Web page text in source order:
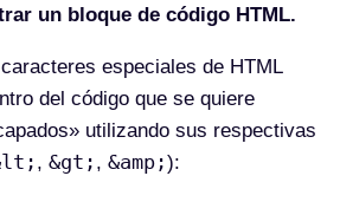
un bloque de código HTML.
especiales de HTML
del código que se quiere
utilizando sus respectivas
, &gt; , &amp;):